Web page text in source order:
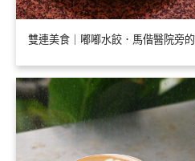
雙連美食｜嘟嘟水餃．馬偕醫院旁